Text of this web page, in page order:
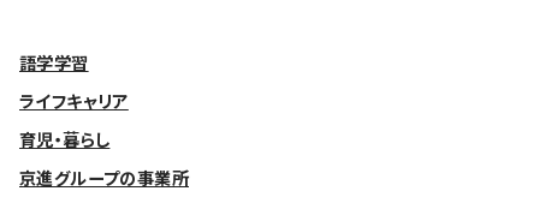
語学学習
ライフキャリア
育児・暮らし
京進グループの事業所